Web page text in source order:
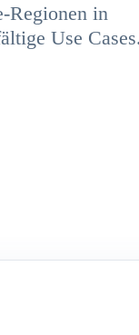
Regionen in
Use